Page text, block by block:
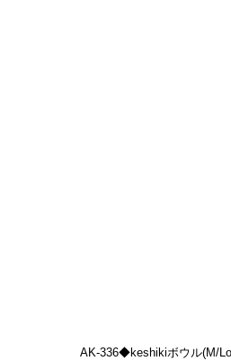
AK-336◆keshikiボウル(M/